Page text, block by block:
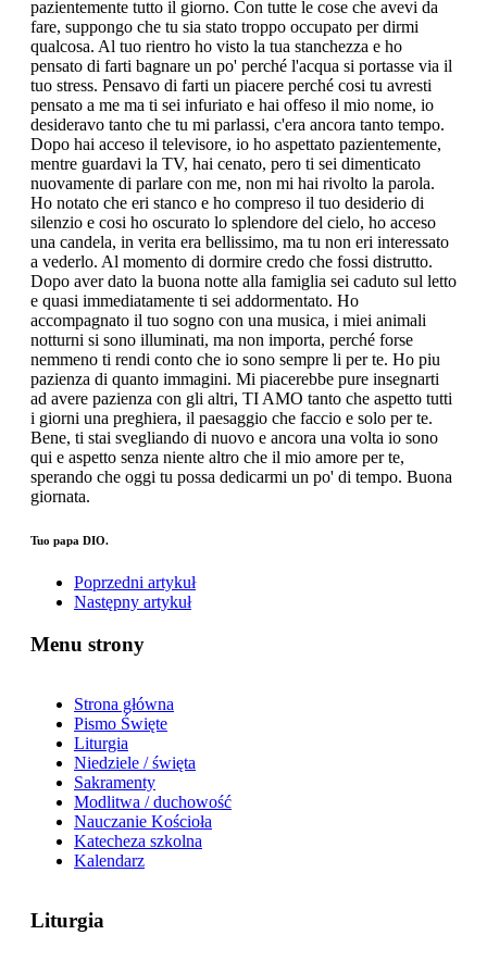
pazientemente tutto il giorno. Con tutte le cose che avevi da
fare, suppongo che tu sia stato troppo occupato per dirmi
qualcosa. Al tuo rientro ho visto la tua stanchezza e ho
pensato di farti bagnare un po' perché l'acqua si portasse via il
tuo stress. Pensavo di farti un piacere perché cosi tu avresti
pensato a me ma ti sei infuriato e hai offeso il mio nome, io
desideravo tanto che tu mi parlassi, c'era ancora tanto tempo.
Dopo hai acceso il televisore, io ho aspettato pazientemente,
mentre guardavi la TV, hai cenato, pero ti sei dimenticato
nuovamente di parlare con me, non mi hai rivolto la parola.
Ho notato che eri stanco e ho compreso il tuo desiderio di
silenzio e cosi ho oscurato lo splendore del cielo, ho acceso
una candela, in verita era bellissimo, ma tu non eri interessato
a vederlo. Al momento di dormire credo che fossi distrutto.
Dopo aver dato la buona notte alla famiglia sei caduto sul letto
e quasi immediatamente ti sei addormentato. Ho
accompagnato il tuo sogno con una musica, i miei animali
notturni si sono illuminati, ma non importa, perché forse
nemmeno ti rendi conto che io sono sempre li per te. Ho piu
pazienza di quanto immagini. Mi piacerebbe pure insegnarti
ad avere pazienza con gli altri, TI AMO tanto che aspetto tutti
i giorni una preghiera, il paesaggio che faccio e solo per te.
Bene, ti stai svegliando di nuovo e ancora una volta io sono
qui e aspetto senza niente altro che il mio amore per te,
sperando che oggi tu possa dedicarmi un po' di tempo. Buona
giornata.
Tuo papa DIO.
Poprzedni artykuł
Następny artykuł
Menu strony
Strona główna
Pismo Święte
Liturgia
Niedziele / święta
Sakramenty
Modlitwa / duchowość
Nauczanie Kościoła
Katecheza szkolna
Kalendarz
Liturgia